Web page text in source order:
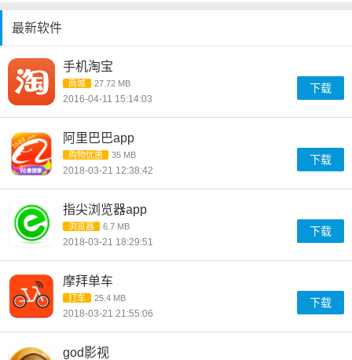
最新软件
手机淘宝
商城 27.72 MB
2016-04-11 15:14:03
下载
阿里巴巴app
购物优惠 35 MB
2018-03-21 12:38:42
下载
指尖浏览器app
浏览器 6.7 MB
2018-03-21 18:29:51
下载
摩拜单车
打车 25.4 MB
2018-03-21 21:55:06
下载
god影视